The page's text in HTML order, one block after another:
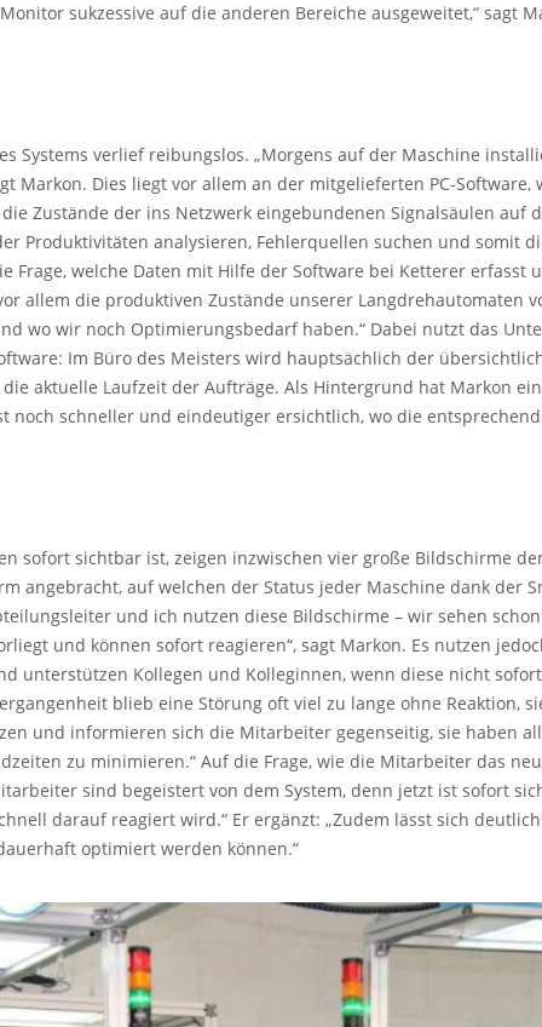
sukzessive auf die anderen Bereiche ausgeweitet,“ sagt
Systems verlief reibungslos. „Morgens auf der Maschine
Markon. Dies liegt vor allem an der mitgelieferten PC-
Zustände der ins Netzwerk eingebundenen Signalsäulen auf
Produktivitäten analysieren, Fehlerquellen suchen und somit
Frage, welche Daten mit Hilfe der Software bei Ketterer erfasst
allem die produktiven Zustände unserer Langdrehautomaten
wo wir noch Optimierungsbedarf haben.“ Dabei nutzt das
Im Büro des Meisters wird hauptsächlich der
aktuelle Laufzeit der Aufträge. Als Hintergrund hat Markon
noch schneller und eindeutiger ersichtlich, wo die
sofort sichtbar ist, zeigen inzwischen vier große Bildschirme
angebracht, auf welchen der Status jeder Maschine dank der
und ich nutzen diese Bildschirme – wir sehen
und können sofort reagieren“, sagt Markon. Es nutzen
unterstützen Kollegen und Kolleginnen, wenn diese nicht
blieb eine Störung oft viel zu lange ohne Reaktion,
und informieren sich die Mitarbeiter gegenseitig, sie haben
zu minimieren.“ Auf die Frage, wie die Mitarbeiter das
sind begeistert von dem System, denn jetzt ist sofort
darauf reagiert wird.“ Er ergänzt: „Zudem lässt sich
optimiert werden können.“